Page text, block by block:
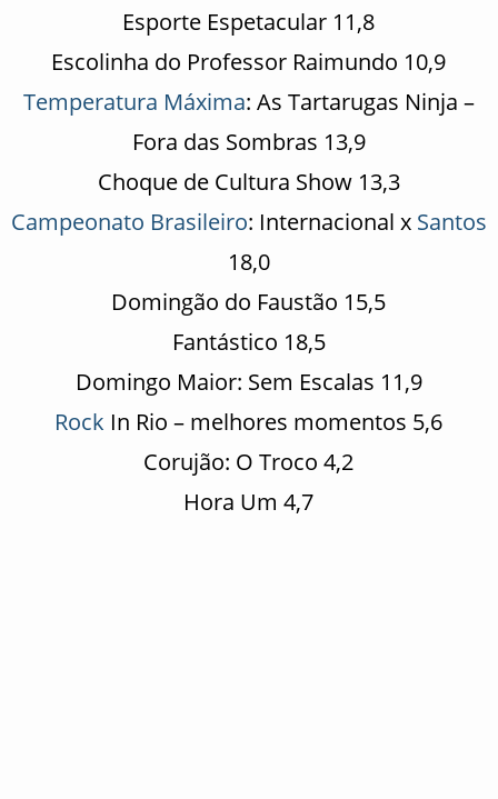
Esporte Espetacular 11,8
Escolinha do Professor Raimundo 10,9
Temperatura Máxima: As Tartarugas Ninja –
Fora das Sombras 13,9
Choque de Cultura Show 13,3
Campeonato Brasileiro: Internacional x Santos
18,0
Domingão do Faustão 15,5
Fantástico 18,5
Domingo Maior: Sem Escalas 11,9
Rock In Rio – melhores momentos 5,6
Corujão: O Troco 4,2
Hora Um 4,7